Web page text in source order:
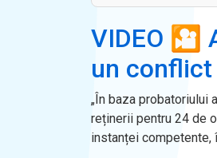
VIDEO 🎦
un
„În baza probatoriului
reținerii pentru 24 de
instanței competente,